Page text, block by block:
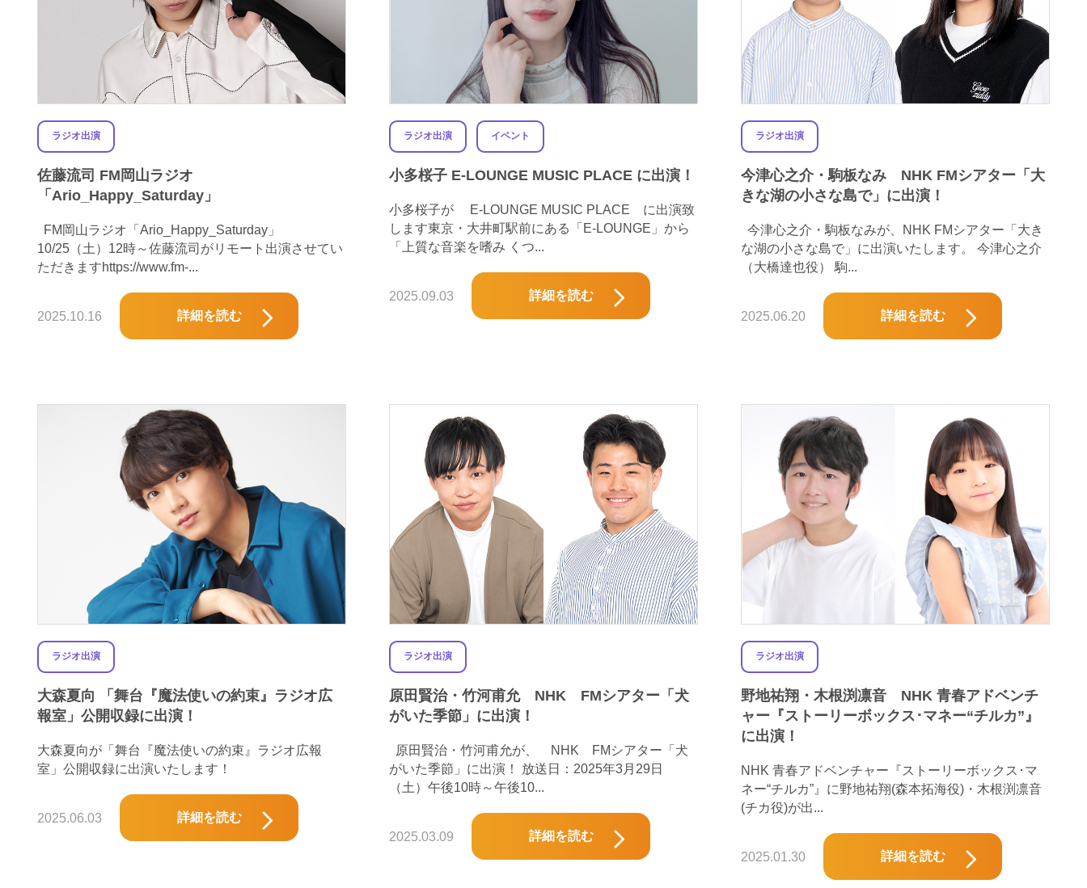
ラジオ出演
佐藤流司 FM岡山ラジオ
「Ario_Happy_Saturday」
FM岡山ラジオ「Ario_Happy_Saturday」
10/25（土）12時～佐藤流司がリモート出演させてい
ただきますhttps://www.fm-...
2025.10.16 詳細を読む
ラジオ出演 イベント
小多桜子 E-LOUNGE MUSIC PLACE に出演！
小多桜子が E-LOUNGE MUSIC PLACE に出演致
します東京・大井町駅前にある「E-LOUNGE」から
「上質な音楽を嗜み くつ...
2025.09.03 詳細を読む
ラジオ出演
今津心之介・駒板なみ NHK FMシアター「大
きな湖の小さな島で」に出演！
今津心之介・駒板なみが、NHK FMシアター「大き
な湖の小さな島で」に出演いたします。 今津心之介
（大橋達也役） 駒...
2025.06.20 詳細を読む
ラジオ出演
大森夏向 「舞台『魔法使いの約束』ラジオ広
報室」公開収録に出演！
大森夏向が「舞台『魔法使いの約束』ラジオ広報
室」公開収録に出演いたします！
2025.06.03 詳細を読む
ラジオ出演
原田賢治・竹河甫允 NHK FMシアター「犬
がいた季節」に出演！
原田賢治・竹河甫允が、 NHK FMシアター「犬
がいた季節」に出演！ 放送日：2025年3月29日
（土）午後10時～午後10...
2025.03.09 詳細を読む
ラジオ出演
野地祐翔・木根渕凛音 NHK 青春アドベンチ
ャー『ストーリーボックス･マネー“チルカ”』
に出演！
NHK 青春アドベンチャー『ストーリーボックス･マ
ネー“チルカ”』に野地祐翔(森本拓海役)・木根渕凛音
(チカ役)が出...
2025.01.30 詳細を読む